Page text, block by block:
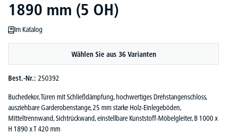
1890 mm (5 OH)
Im Katalog
Wählen Sie aus 36 Varianten
Best.-Nr.: 250392
Buchedekor, Türen mit Schließdämpfung, hochwertiges Drehstangenschloss,
ausziehbare Garderobenstange, 25 mm starke Holz-Einlegeböden,
Mitteltrennwand, Sichtrückwand, einstellbare Kunststoff-Möbelgleiter, B 1000 x
H 1890 x T 420 mm